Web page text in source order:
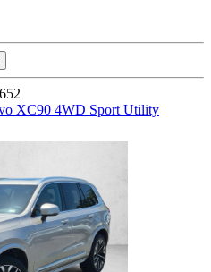
XC90 4WD Sport Utility